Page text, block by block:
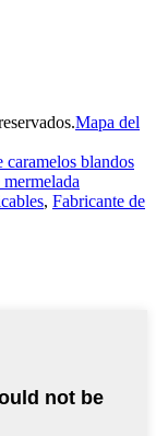
Mapa del
caramelos blandos
, Fabricante de